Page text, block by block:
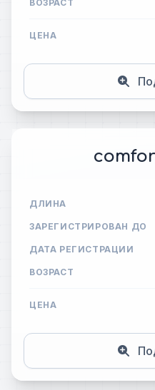
ВОЗРАСТ
ЦЕНА
ДЛИНА
ЗАРЕГИСТРИРОВАН ДО
ДАТА РЕГИСТРАЦИИ
ВОЗРАСТ
ЦЕНА